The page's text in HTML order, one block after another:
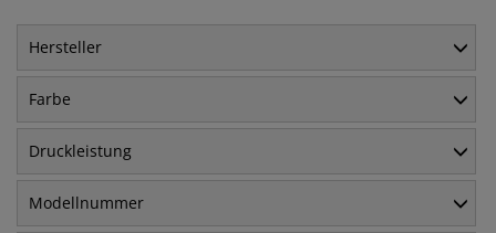
Hersteller
Farbe
Druckleistung
Modellnummer